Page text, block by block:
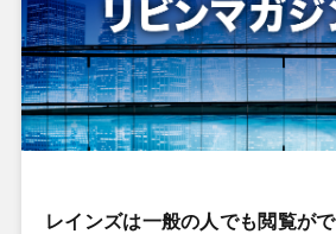
レインズは一般の人でも閲覧が